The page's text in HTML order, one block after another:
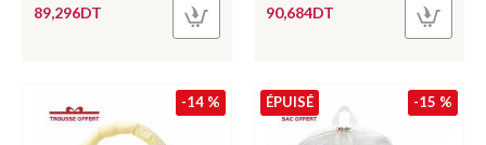
89,296DT 90,684DT
-14 % -15 %
ÉPUISÉ